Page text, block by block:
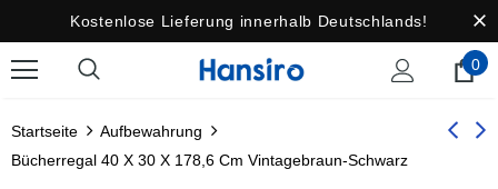
Kostenlose Lieferung innerhalb Deutschlands!
0
Startseite
Aufbewahrung
Bücherregal 40 X 30 X 178,6 Cm Vintagebraun-Schwarz